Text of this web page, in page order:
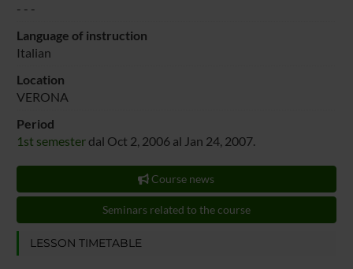
- - -
Language of instruction
Italian
Location
VERONA
Period
1st semesterdal Oct 2, 2006 al Jan 24, 2007.
Course news
Seminars related to the course
LESSON TIMETABLE